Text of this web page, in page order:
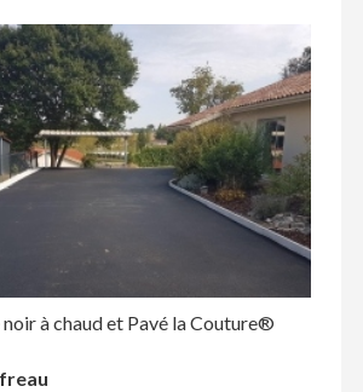
à chaud et Pavé la Couture®